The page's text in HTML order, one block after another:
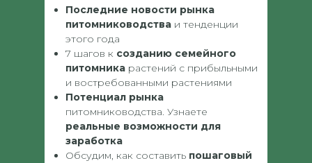
Последние новости рынка
питомниководства и тенденции
этого года
7 шагов к созданию семейного
питомника растений с прибыльными
и востребованными растениями
Потенциал рынка
питомниководства. Узнаете
реальные возможности для
заработка
Обсудим, как составить пошаговый